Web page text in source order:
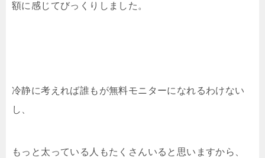
額に感じてびっくりしました。
冷静に考えれば誰もが無料モニターになれるわけない
し、
もっと太っている人もたくさんいると思いますから、